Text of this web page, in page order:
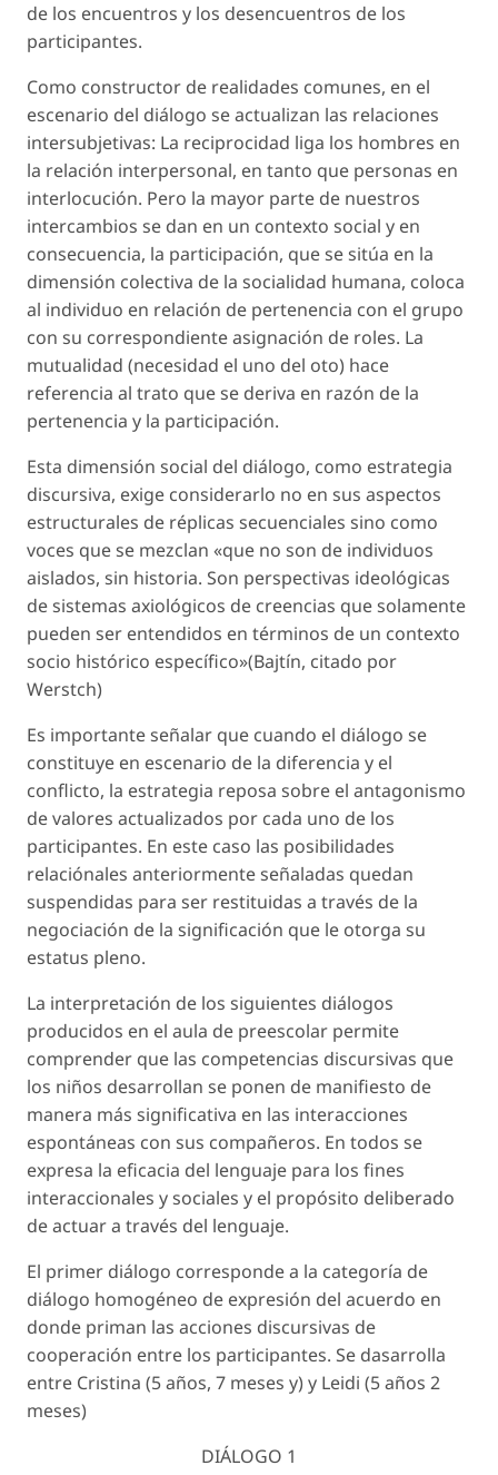
de los encuentros y los desencuentros de los
participantes.
Como constructor de realidades comunes, en el
escenario del diálogo se actualizan las relaciones
intersubjetivas: La reciprocidad liga los hombres en
la relación interpersonal, en tanto que personas en
interlocución. Pero la mayor parte de nuestros
intercambios se dan en un contexto social y en
consecuencia, la participación, que se sitúa en la
dimensión colectiva de la socialidad humana, coloca
al individuo en relación de pertenencia con el grupo
con su correspondiente asignación de roles. La
mutualidad (necesidad el uno del oto) hace
referencia al trato que se deriva en razón de la
pertenencia y la participación.
Esta dimensión social del diálogo, como estrategia
discursiva, exige considerarlo no en sus aspectos
estructurales de réplicas secuenciales sino como
voces que se mezclan «que no son de individuos
aislados, sin historia. Son perspectivas ideológicas
de sistemas axiológicos de creencias que solamente
pueden ser entendidos en términos de un contexto
socio histórico específico»(Bajtín, citado por
Werstch)
Es importante señalar que cuando el diálogo se
constituye en escenario de la diferencia y el
conflicto, la estrategia reposa sobre el antagonismo
de valores actualizados por cada uno de los
participantes. En este caso las posibilidades
relaciónales anteriormente señaladas quedan
suspendidas para ser restituidas a través de la
negociación de la significación que le otorga su
estatus pleno.
La interpretación de los siguientes diálogos
producidos en el aula de preescolar permite
comprender que las competencias discursivas que
los niños desarrollan se ponen de manifiesto de
manera más significativa en las interacciones
espontáneas con sus compañeros. En todos se
expresa la eficacia del lenguaje para los fines
interaccionales y sociales y el propósito deliberado
de actuar a través del lenguaje.
El primer diálogo corresponde a la categoría de
diálogo homogéneo de expresión del acuerdo en
donde priman las acciones discursivas de
cooperación entre los participantes. Se dasarrolla
entre Cristina (5 años, 7 meses y) y Leidi (5 años 2
meses)
DIÁLOGO 1